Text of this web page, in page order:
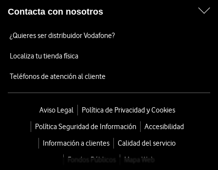
Contacta con nosotros
¿Quieres ser distribuidor Vodafone?
Localiza tu tienda física
Teléfonos de atención al cliente
Aviso Legal
Política de Privacidad y Cookies
Política Seguridad de Información
Accesibilidad
Información a clientes
Calidad del servicio
Fondos Públicos
Mapa Web